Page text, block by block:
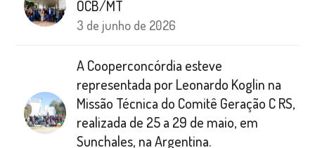
OCB/MT
3 de junho de 2026
A Cooperconcórdia esteve
representada por Leonardo Koglin na
Missão Técnica do Comitê Geração C RS,
realizada de 25 a 29 de maio, em
Sunchales, na Argentina.